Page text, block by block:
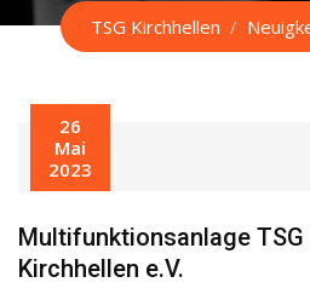
TSG Kirchhellen /
26
Mai
2023
Multifunktionsanlage TSG
Kirchhellen e.V.